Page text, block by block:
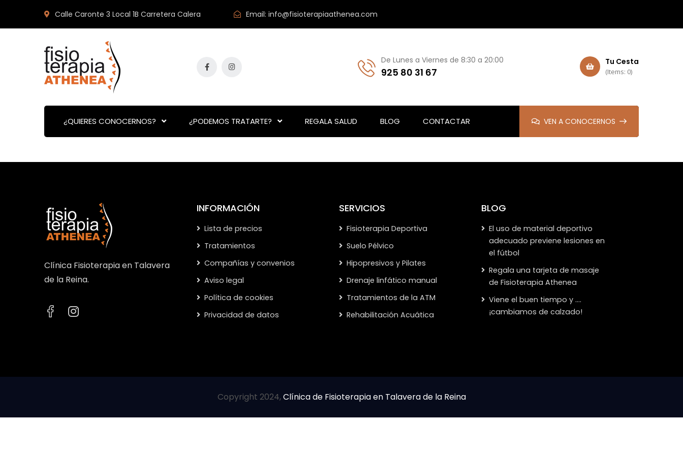
Calle Caronte 3 Local 1B Carretera Calera Email: info@fisioterapiaathenea.com
De Lunes a Viernes de 8:30 a 20:00
925 80 31 67
Tu Cesta
(Items: 0)
¿QUIERES CONOCERNOS? ¿PODEMOS TRATARTE? REGALA SALUD BLOG CONTACTAR VEN A CONOCERNOS
Clínica Fisioterapia en Talavera
de la Reina.
INFORMACIÓN
Lista de precios
Tratamientos
Compañías y convenios
Aviso legal
Política de cookies
Privacidad de datos
SERVICIOS
Fisioterapia Deportiva
Suelo Pélvico
Hipopresivos y Pilates
Drenaje linfático manual
Tratamientos de la ATM
Rehabilitación Acuática
BLOG
El uso de material deportivo
adecuado previene lesiones en
el fútbol
Regala una tarjeta de masaje
de Fisioterapia Athenea
Viene el buen tiempo y ….
¡cambiamos de calzado!
Copyright 2024,Clínica de Fisioterapia en Talavera de la Reina